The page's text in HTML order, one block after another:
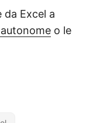
Excel a
o le